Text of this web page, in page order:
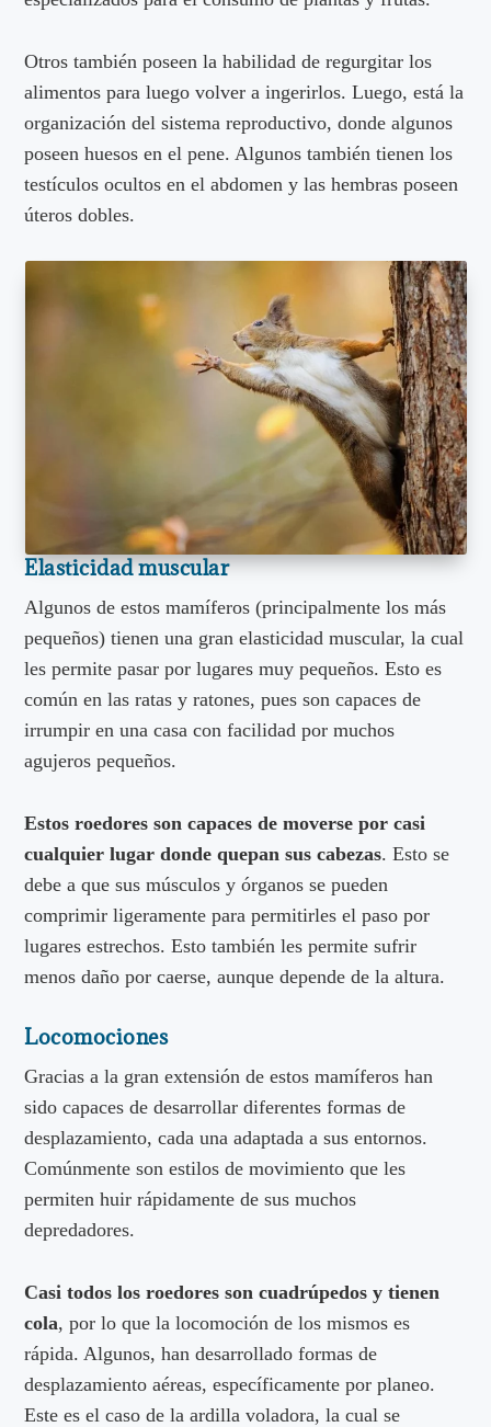
Otros también poseen la habilidad de regurgitar los
alimentos para luego volver a ingerirlos. Luego, está la
organización del sistema reproductivo, donde algunos
poseen huesos en el pene. Algunos también tienen los
testículos ocultos en el abdomen y las hembras poseen
úteros dobles.
Elasticidad muscular
Algunos de estos mamíferos (principalmente los más
pequeños) tienen una gran elasticidad muscular, la cual
les permite pasar por lugares muy pequeños. Esto es
común en las ratas y ratones, pues son capaces de
irrumpir en una casa con facilidad por muchos
agujeros pequeños.
Estos roedores son capaces de moverse por casi
cualquier lugar donde quepan sus cabezas. Esto se
debe a que sus músculos y órganos se pueden
comprimir ligeramente para permitirles el paso por
lugares estrechos. Esto también les permite sufrir
menos daño por caerse, aunque depende de la altura.
Locomociones
Gracias a la gran extensión de estos mamíferos han
sido capaces de desarrollar diferentes formas de
desplazamiento, cada una adaptada a sus entornos.
Comúnmente son estilos de movimiento que les
permiten huir rápidamente de sus muchos
depredadores.
Casi todos los roedores son cuadrúpedos y tienen
cola, por lo que la locomoción de los mismos es
rápida. Algunos, han desarrollado formas de
desplazamiento aéreas, específicamente por planeo.
Este es el caso de la ardilla voladora, la cual se